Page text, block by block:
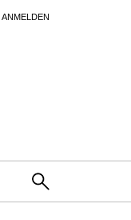
ANMELDEN